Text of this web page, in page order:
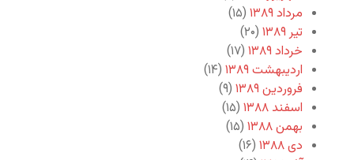
مرداد ۱۳۸۹
(۱۵)
تیر ۱۳۸۹
(۲۰)
خرداد ۱۳۸۹
(۱۷)
اردیبهشت ۱۳۸۹
(۱۴)
فروردین ۱۳۸۹
(۹)
اسفند ۱۳۸۸
(۱۵)
بهمن ۱۳۸۸
(۱۵)
دی ۱۳۸۸
(۱۶)